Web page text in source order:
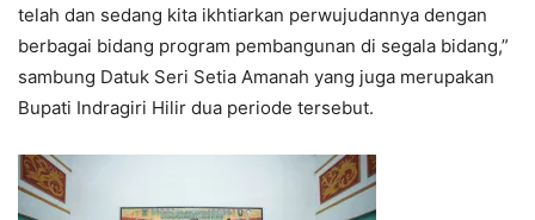
telah dan sedang kita ikhtiarkan perwujudannya dengan
berbagai bidang program pembangunan di segala bidang,”
sambung Datuk Seri Setia Amanah yang juga merupakan
Bupati Indragiri Hilir dua periode tersebut.